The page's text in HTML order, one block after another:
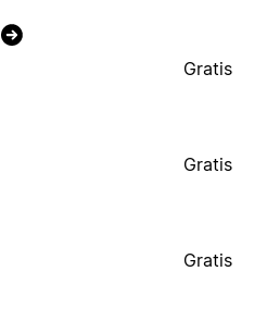
Gratis
Gratis
Gratis